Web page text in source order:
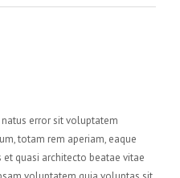
error sit voluptatem
totam rem aperiam, eaque
quasi architecto beatae vitae